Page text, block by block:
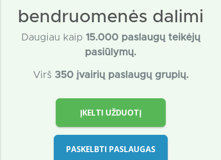
bendruomenės dalimi
Daugiau kaip 15.000 paslaugų teikėjų
pasiūlymų.
Virš 350 įvairių paslaugų grupių.
ĮKELTI UŽDUOTĮ
PASKELBTI PASLAUGAS